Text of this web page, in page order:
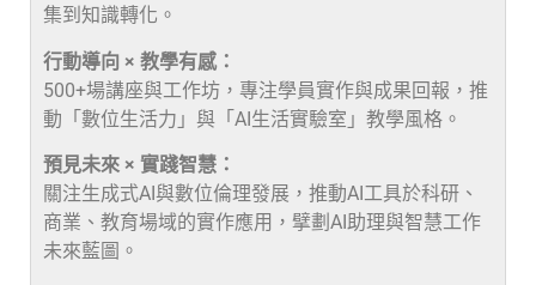
集到知識轉化。
行動導向 × 教學有感：
500+場講座與工作坊，專注學員實作與成果回報，推
動「數位生活力」與「AI生活實驗室」教學風格。
預見未來 × 實踐智慧：
關注生成式AI與數位倫理發展，推動AI工具於科研、
商業、教育場域的實作應用，擘劃AI助理與智慧工作
未來藍圖。